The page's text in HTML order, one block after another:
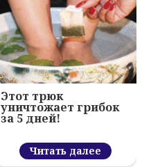
Этот трюк
уничтожает грибок
за 5 дней!
Читать далее